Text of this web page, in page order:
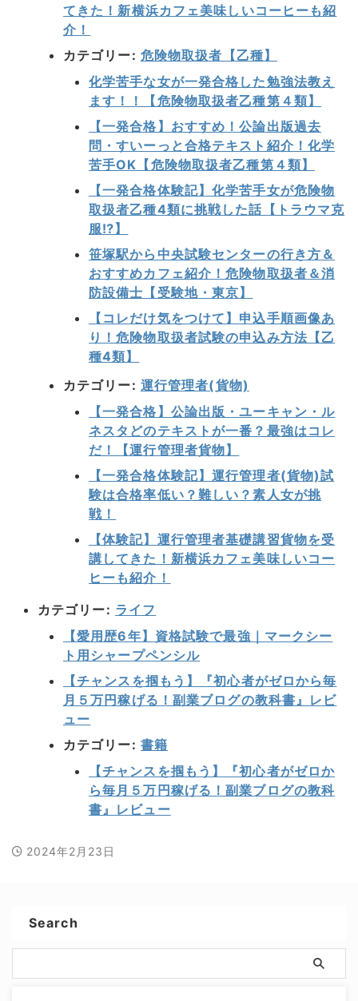
てきた！新横浜カフェ美味しいコーヒーも紹
介！
カテゴリー: 危険物取扱者【乙種】
化学苦手な女が一発合格した勉強法教え
ます！！【危険物取扱者乙種第４類】
【一発合格】おすすめ！公論出版過去
問・すいーっと合格テキスト紹介！化学
苦手OK【危険物取扱者乙種第４類】
【一発合格体験記】化学苦手女が危険物
取扱者乙種4類に挑戦した話【トラウマ克
服⁉】
笹塚駅から中央試験センターの行き方＆
おすすめカフェ紹介！危険物取扱者＆消
防設備士【受験地・東京】
【コレだけ気をつけて】申込手順画像あ
り！危険物取扱者試験の申込み方法【乙
種4類】
カテゴリー: 運行管理者(貨物)
【一発合格】公論出版・ユーキャン・ル
ネスタどのテキストが一番？最強はコレ
だ！【運行管理者貨物】
【一発合格体験記】運行管理者(貨物)試
験は合格率低い？難しい？素人女が挑
戦！
【体験記】運行管理者基礎講習貨物を受
講してきた！新横浜カフェ美味しいコー
ヒーも紹介！
カテゴリー: ライフ
【愛用歴6年】資格試験で最強｜マークシー
ト用シャープペンシル
【チャンスを掴もう】『初心者がゼロから毎
月５万円稼げる！副業ブログの教科書』レビ
ュー
カテゴリー: 書籍
【チャンスを掴もう】『初心者がゼロか
ら毎月５万円稼げる！副業ブログの教科
書』レビュー
2024年2月23日
Search